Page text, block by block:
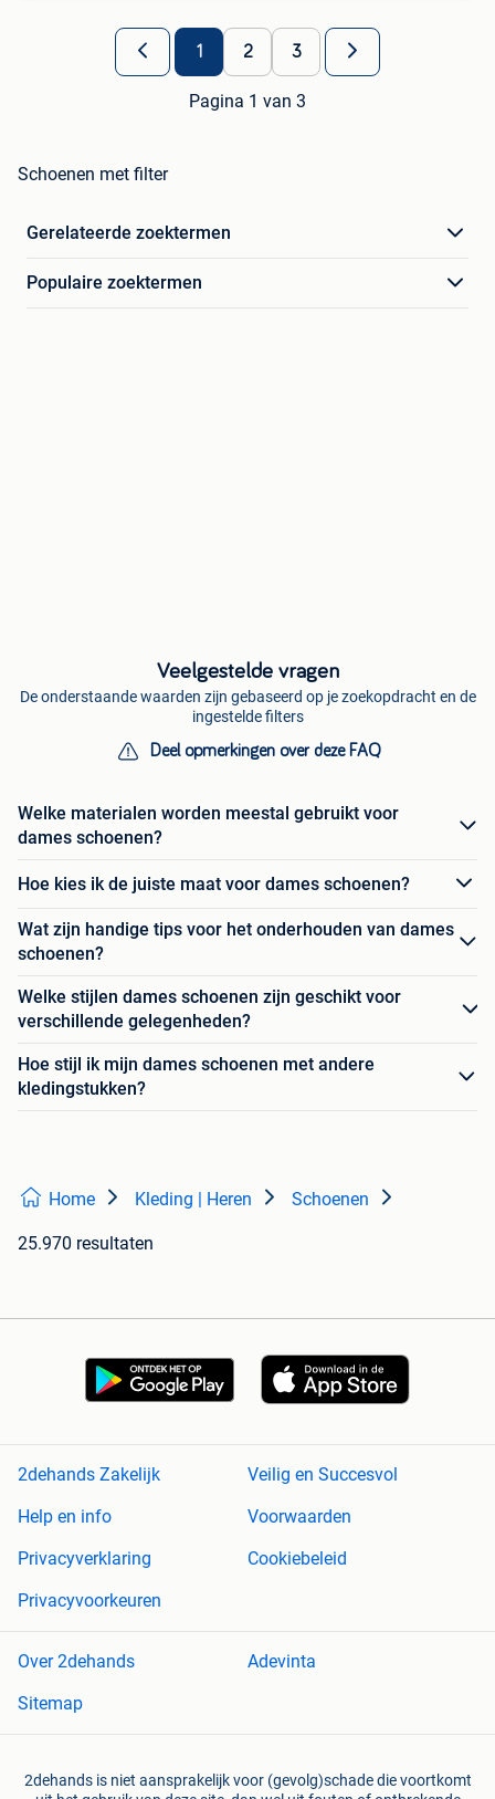
1 2 3
Pagina 1 van 3
Schoenen met filter
Gerelateerde zoektermen
Populaire zoektermen
Veelgestelde vragen
De onderstaande waarden zijn gebaseerd op je zoekopdracht en de
ingestelde filters
Deel opmerkingen over deze FAQ
Welke materialen worden meestal gebruikt voor
dames schoenen?
Hoe kies ik de juiste maat voor dames schoenen?
Wat zijn handige tips voor het onderhouden van dames
schoenen?
Welke stijlen dames schoenen zijn geschikt voor
verschillende gelegenheden?
Hoe stijl ik mijn dames schoenen met andere
kledingstukken?
Home Kleding | Heren Schoenen
25.970 resultaten
2dehands Zakelijk
Veilig en Succesvol
Help en info
Voorwaarden
Privacyverklaring
Cookiebeleid
Privacyvoorkeuren
Over 2dehands
Adevinta
Sitemap
2dehands is niet aansprakelijk voor (gevolg)schade die voortkomt